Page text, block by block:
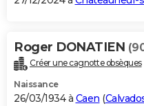
Roger DONATIEN
Créer une cagnotte obsèques
Naissance
26/03/1934 à Caen (